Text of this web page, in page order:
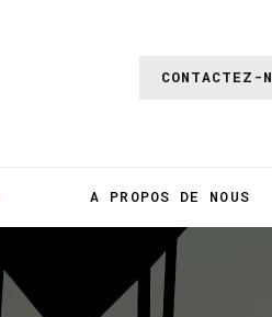
CONTACTEZ-
A PROPOS DE NOUS